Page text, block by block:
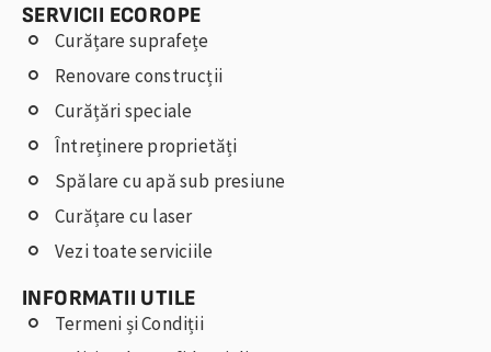
SERVICII ECOROPE
Curățare suprafețe
Renovare construcții
Curățări speciale
Întreținere proprietăți
Spălare cu apă sub presiune
Curățare cu laser
Vezi toate serviciile
INFORMATII UTILE
Termeni și Condiții